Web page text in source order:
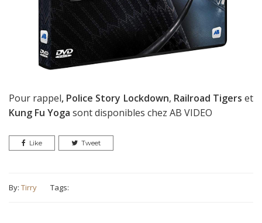
Pour rappel, Police Story Lockdown, Railroad Tigers et
Kung Fu Yoga sont disponibles chez AB VIDEO
Like Tweet
By: Tirry Tags: